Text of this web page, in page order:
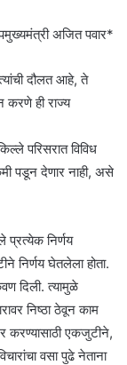
अजित पवार*
दौलत आहे, ते
ही राज्य
परिसरात विविध
पडून देणार नाही, असे
प्रत्येक निर्णय
निर्णय घेतलेला होता.
दिली. त्यामुळे
निष्ठा ठेवून काम
करण्यासाठी एकजुटीने,
वसा पुढे नेताना